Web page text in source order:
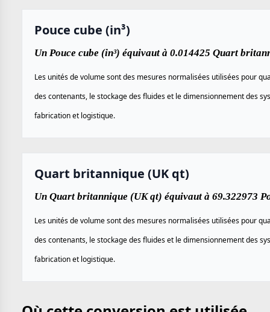
Pouce cube (in³)
Un Pouce cube (in³) équivaut à 0.014425 Quart
Les unités de volume sont des mesures normalisées utilisées pour
des contenants, le stockage des fluides et le dimensionnement des
fabrication et logistique.
Quart britannique (UK qt)
Un Quart britannique (UK qt) équivaut à 69.322973
Les unités de volume sont des mesures normalisées utilisées pour
des contenants, le stockage des fluides et le dimensionnement des
fabrication et logistique.